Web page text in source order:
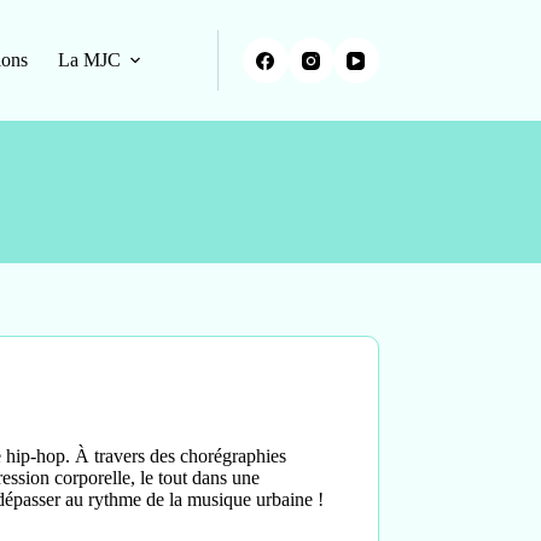
La MJC
hop. À travers des chorégraphies
corporelle, le tout dans une
au rythme de la musique urbaine !